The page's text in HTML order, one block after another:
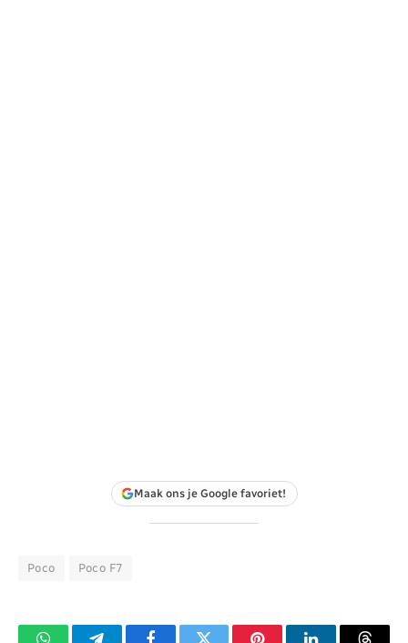
Maak ons je Google favoriet!
Poco Poco F7